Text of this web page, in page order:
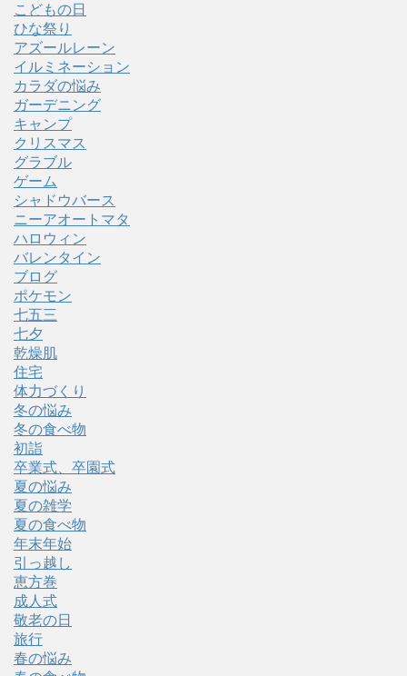
こどもの日
ひな祭り
アズールレーン
イルミネーション
カラダの悩み
ガーデニング
キャンプ
クリスマス
グラブル
ゲーム
シャドウバース
ニーアオートマタ
ハロウィン
バレンタイン
ブログ
ポケモン
七五三
七夕
乾燥肌
住宅
体力づくり
冬の悩み
冬の食べ物
初詣
卒業式、卒園式
夏の悩み
夏の雑学
夏の食べ物
年末年始
引っ越し
恵方巻
成人式
敬老の日
旅行
春の悩み